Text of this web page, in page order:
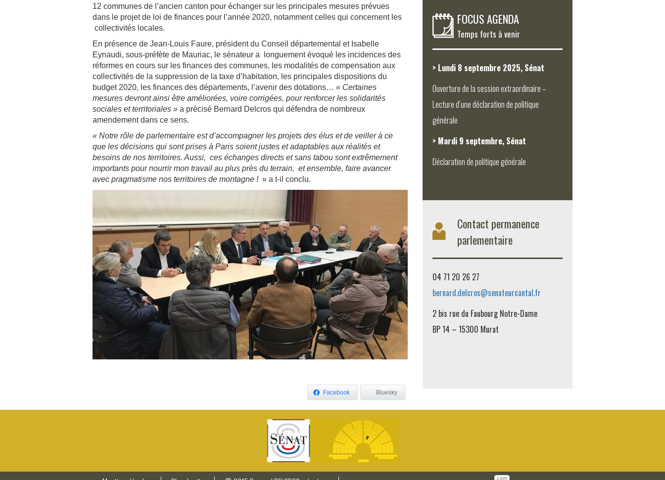
12 communes de l’ancien canton pour échanger sur les principales mesures prévues
dans le projet de loi de finances pour l’année 2020, notamment celles qui concernent les
collectivités locales.
En présence de Jean-Louis Faure, président du Conseil départemental et Isabelle
Eynaudi, sous-préfète de Mauriac, le sénateur a longuement évoqué les incidences des
réformes en cours sur les finances des communes, les modalités de compensation aux
collectivités de la suppression de la taxe d’habitation, les principales dispositions du
budget 2020, les finances des départements, l’avenir des dotations… « Certaines
mesures devront ainsi être améliorées, voire corrigées, pour renforcer les solidarités
sociales et territoriales » a précisé Bernard Delcros qui défendra de nombreux
amendement dans ce sens.
« Notre rôle de parlementaire est d’accompagner les projets des élus et de veiller à ce
que les décisions qui sont prises à Paris soient justes et adaptables aux réalités et
besoins de nos territoires. Aussi, ces échanges directs et sans tabou sont extrêmement
importants pour nourrir mon travail au plus près du terrain, et ensemble, faire avancer
avec pragmatisme nos territoires de montagne !» a t-il conclu.
Facebook Bluesky
FOCUS AGENDA
Temps forts à venir
> Lundi 8 septembre 2025, Sénat
Ouverture de la session extraordinaire –
Lecture d’une déclaration de politique
générale
> Mardi 9 septembre, Sénat
Déclaration de politique générale
Contact permanence
parlementaire
04 71 20 26 27
bernard.delcros@senateurcantal.fr
2 bis rue du Faubourg Notre-Dame
BP 14 – 15300 Murat